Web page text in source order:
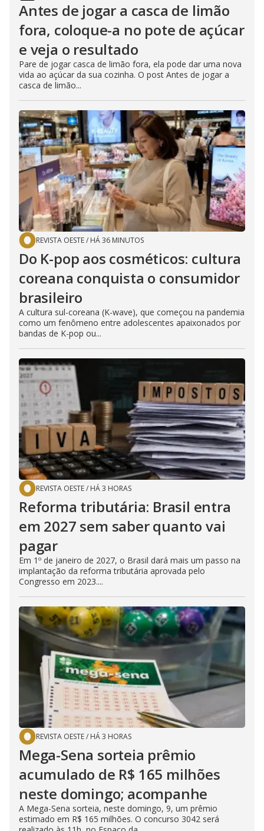
Antes de jogar a casca de limão
fora, coloque-a no pote de açúcar
e veja o resultado
Pare de jogar casca de limão fora, ela pode dar uma nova
vida ao açúcar da sua cozinha. O post Antes de jogar a
casca de limão...
REVISTA OESTE/ HÁ 36 MINUTOS
Do K-pop aos cosméticos: cultura
coreana conquista o consumidor
brasileiro
A cultura sul-coreana (K-wave), que começou na pandemia
como um fenômeno entre adolescentes apaixonados por
bandas de K-pop ou...
REVISTA OESTE/ HÁ 3 HORAS
Reforma tributária: Brasil entra
em 2027 sem saber quanto vai
pagar
Em 1º de janeiro de 2027, o Brasil dará mais um passo na
implantação da reforma tributária aprovada pelo
Congresso em 2023....
REVISTA OESTE/ HÁ 3 HORAS
Mega-Sena sorteia prêmio
acumulado de R$ 165 milhões
neste domingo; acompanhe
A Mega-Sena sorteia, neste domingo, 9, um prêmio
estimado em R$ 165 milhões. O concurso 3042 será